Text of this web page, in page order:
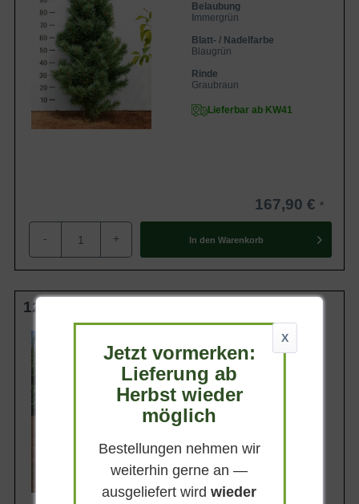
Belaubung
Immergrün
Blatt- / Nadelfarbe
Blaugrün
Rinde
Graubraun
Lieferbar ab KW41
167,90 €
- + In den Warenkorb
125-150 cm m. Db.
4 - 6 m
Belaubung
Immergrün
Blatt- / Nadelfarbe
Blaugrün
Graubraun
Lieferbar ab KW41
X
Jetzt vormerken:
Lieferung ab
Herbst wieder
möglich
Bestellungen nehmen wir
weiterhin gerne an —
ausgeliefert wirdwieder